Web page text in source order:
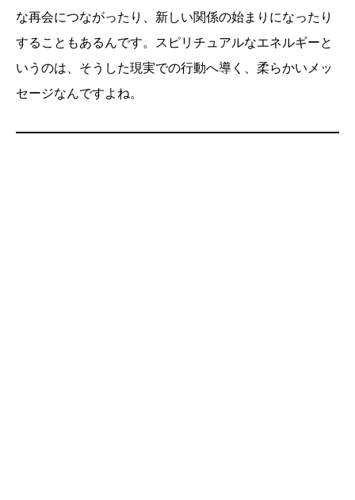
な再会につながったり、新しい関係の始まりになったり
することもあるんです。スピリチュアルなエネルギーと
いうのは、そうした現実での行動へ導く、柔らかいメッ
セージなんですよね。